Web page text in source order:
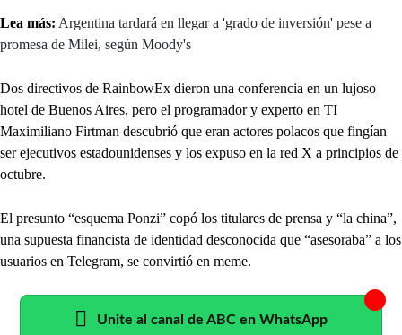
Lea más: Argentina tardará en llegar a 'grado de inversión' pese a
promesa de Milei, según Moody's
Dos directivos de RainbowEx dieron una conferencia en un lujoso
hotel de Buenos Aires, pero el programador y experto en TI
Maximiliano Firtman descubrió que eran actores polacos que fingían
ser ejecutivos estadounidenses y los expuso en la red X a principios de
octubre.
El presunto “esquema Ponzi” copó los titulares de prensa y “la china”,
una supuesta financista de identidad desconocida que “asesoraba” a los
usuarios en Telegram, se convirtió en meme.
Unite al canal de ABC en WhatsApp